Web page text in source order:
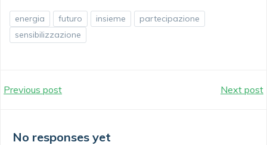
energia futuro insieme
partecipazione
sensibilizzazione
Navigazione
articoli
Previous post Next post
No responses yet